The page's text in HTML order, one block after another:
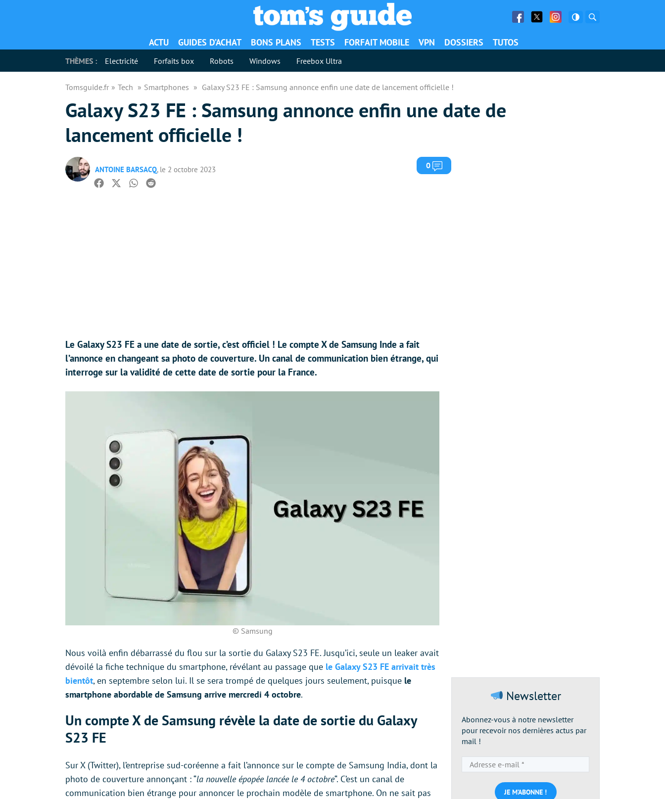
Facebook
Twitter Facebook
ACTU GUIDES D’ACHAT BONS PLANS TESTS FORFAIT MOBILE VPN DOSSIERS TUTOS
THÈMES : Electricité Forfaits box Robots Windows Freebox Ultra
Tomsguide.fr Tech Smartphones Galaxy S23 FE : Samsung annonce enfin une date de lancement officielle !
Galaxy S23 FE : Samsung annonce enfin une date de
lancement officielle !
ANTOINE BARSACQ, le 2 octobre 2023 0 Commentaires
Facebook
TwitterWhatsapp
Reddit
Le Galaxy S23 FE a une date de sortie, c’est officiel ! Le compte X de Samsung Inde a fait
l’annonce en changeant sa photo de couverture. Un canal de communication bien étrange, qui
interroge sur la validité de cette date de sortie pour la France.
© Samsung
Nous voilà enfin débarrassé du flou sur la sortie du Galaxy S23 FE. Jusqu’ici, seule un leaker avait
dévoilé la fiche technique du smartphone, révélant au passage que le Galaxy S23 FE arrivait très
bientôt, en septembre selon lui. Il se sera trompé de quelques jours seulement, puisque le
smartphone abordable de Samsung arrive mercredi 4 octobre.
Un compte X de Samsung révèle la date de sortie du Galaxy
S23 FE
Sur X (Twitter), l’entreprise sud-coréenne a fait l’annonce sur le compte de Samsung India, dont la
photo de couverture annonçant : “la nouvelle épopée lancée le 4 octobre“. C’est un canal de
communication bien étrange pour annoncer le prochain modèle de smartphone. On ne sait pas
Newsletter
Abonnez-vous à notre newsletter
pour recevoir nos dernières actus par
mail !
e-
mail
*